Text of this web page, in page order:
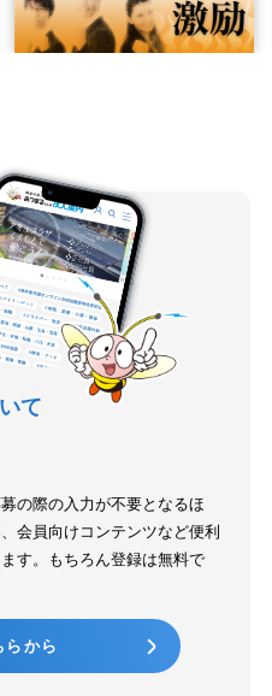
て
の際の入力が不要となるほ
会員向けコンテンツなど便利
す。もちろん登録は無料で
らから